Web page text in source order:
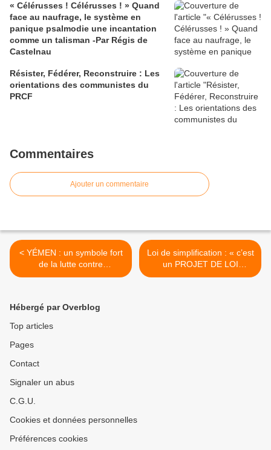
« Célérusses ! Célérusses ! » Quand
face au naufrage, le système en
panique psalmodie une incantation
comme un talisman -Par Régis de
Castelnau
Résister, Fédérer, Reconstruire : Les
orientations des communistes du
PRCF
Commentaires
Ajouter un commentaire
< YÉMEN : un symbole fort
de la lutte contre
l’oppression et l’agression
Loi de simplification : « c’est
un PROJET DE LOI
ASSASSIN pour les droits
Hébergé par Overblog
Top articles
Pages
Contact
Signaler un abus
C.G.U.
Cookies et données personnelles
Préférences cookies